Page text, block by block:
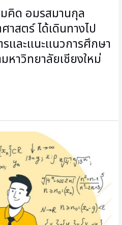
คิด อมรสมานกุล
สตร์ ได้เดินทางไป
และแนะแนวการศึกษา
หาวิทยาลัยเชียงใหม่